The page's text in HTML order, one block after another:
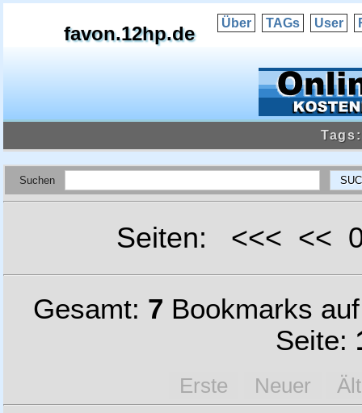
favon.12hp.de Über TAGs User
Suchen
Seiten: <<< <<
Gesamt: 7 Bookmarks
Seite:
Erste Neuer